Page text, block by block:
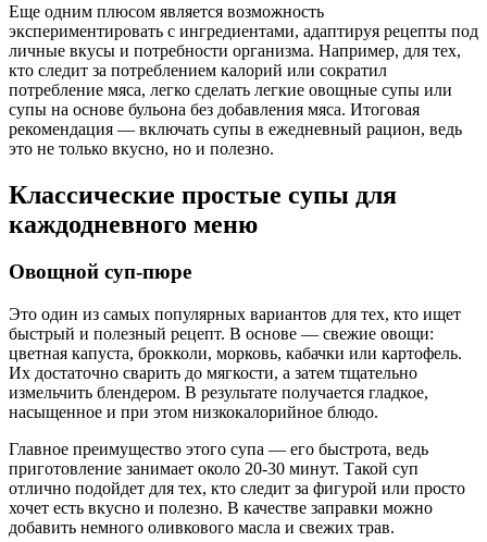
Еще одним плюсом является возможность
экспериментировать с ингредиентами, адаптируя рецепты под
личные вкусы и потребности организма. Например, для тех,
кто следит за потреблением калорий или сократил
потребление мяса, легко сделать легкие овощные супы или
супы на основе бульона без добавления мяса. Итоговая
рекомендация — включать супы в ежедневный рацион, ведь
это не только вкусно, но и полезно.
Классические простые супы для
каждодневного меню
Овощной суп-пюре
Это один из самых популярных вариантов для тех, кто ищет
быстрый и полезный рецепт. В основе — свежие овощи:
цветная капуста, брокколи, морковь, кабачки или картофель.
Их достаточно сварить до мягкости, а затем тщательно
измельчить блендером. В результате получается гладкое,
насыщенное и при этом низкокалорийное блюдо.
Главное преимущество этого супа — его быстрота, ведь
приготовление занимает около 20-30 минут. Такой суп
отлично подойдет для тех, кто следит за фигурой или просто
хочет есть вкусно и полезно. В качестве заправки можно
добавить немного оливкового масла и свежих трав.